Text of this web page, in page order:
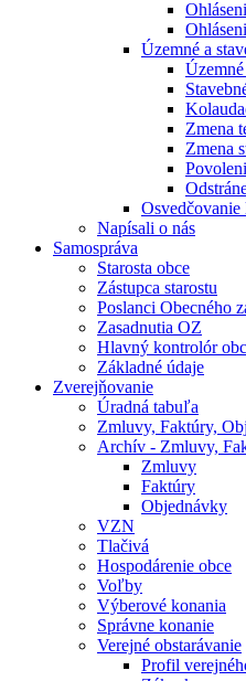
Územné a
Zmena
Zmena
Napísali o nás
Samospráva
Starosta obce
Zástupca starostu
Poslanci Obecného
Zasadnutia OZ
Hlavný kontrolór
Základné údaje
Zverejňovanie
Úradná tabuľa
Zmluvy, Faktúry,
Archív - Zmluvy,
Zmluvy
Faktúry
Objednávky
VZN
Tlačivá
Hospodárenie obce
Voľby
Výberové konania
Správne konanie
Verejné obstarávanie
Profil